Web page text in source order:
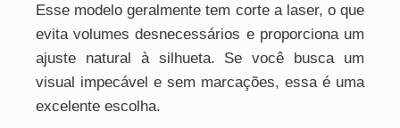
Esse modelo geralmente tem corte a laser, o que
evita volumes desnecessários e proporciona um
ajuste natural à silhueta. Se você busca um
visual impecável e sem marcações, essa é uma
excelente escolha.